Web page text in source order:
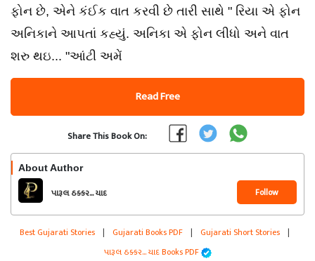
ફોન છે, એને કંઈક વાત કરવી છે તારી સાથે " રિયા એ ફોન
અનિકાને આપતાં કહ્યું. અનિકા એ ફોન લીધો અને વાત
શરુ થઇ... "આંટી અમેં
Read Free
Share This Book On:
About Author
પારૂલ ઠક્કર... યાદ Follow
Best Gujarati Stories | Gujarati Books PDF | Gujarati Short Stories |
પારૂલ ઠક્કર... યાદ Books PDF